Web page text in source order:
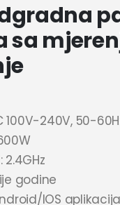
sa
100V-240V, 50-
godine
IOS